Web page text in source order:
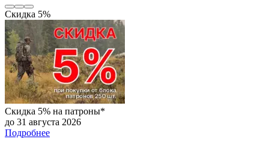
Скидка 5%
Скидка 5% на патроны*
до 31 августа 2026
Подробнее